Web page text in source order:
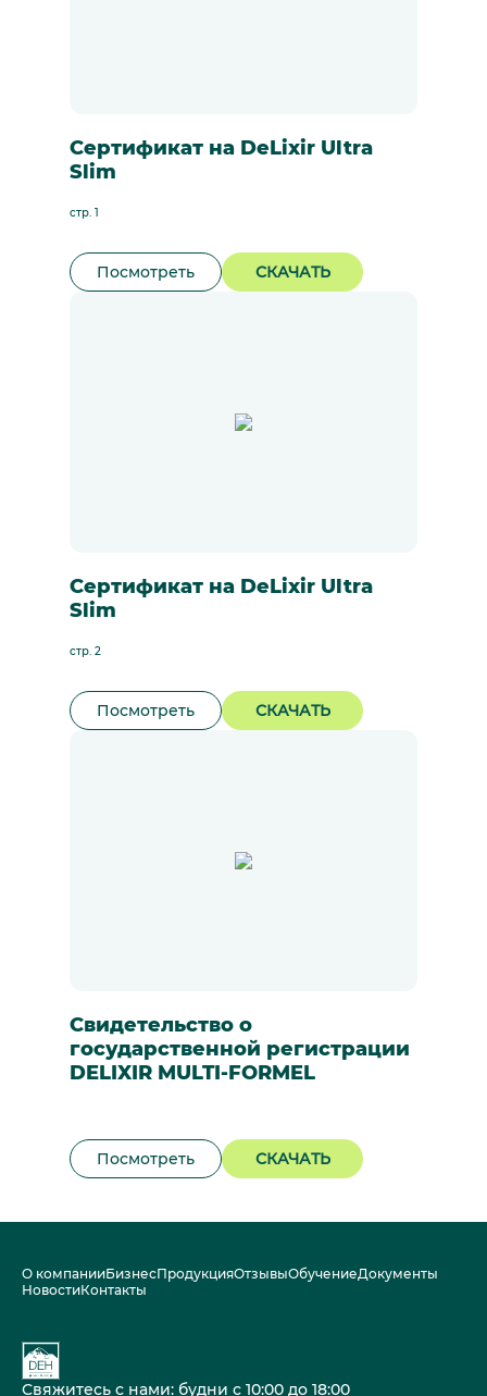
Сертификат на DeLixir Ultra
Slim
стр. 1
Посмотреть СКАЧАТЬ
Сертификат на DeLixir Ultra
Slim
стр. 2
Посмотреть СКАЧАТЬ
Свидетельство о
государственной регистрации
DELIXIR MULTI-FORMEL
Посмотреть СКАЧАТЬ
О компанииБизнесПродукцияОтзывыОбучениеДокументы
НовостиКонтакты
Свяжитесь с нами: будни с 10:00 до 18:00